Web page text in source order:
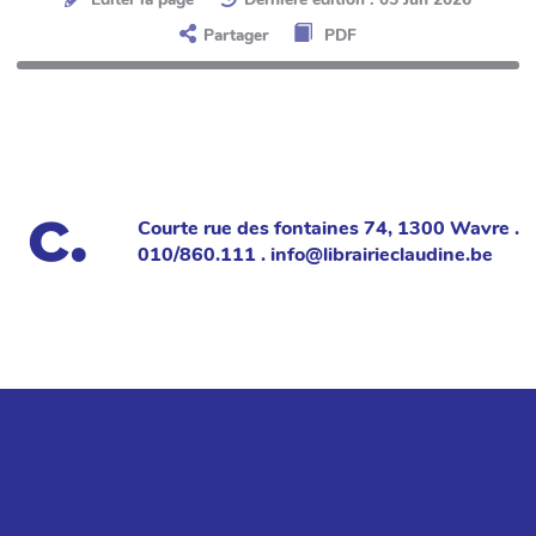
Partager
PDF
Courte rue des fontaines 74, 1300 Wavre .
010/860.111 . info@librairieclaudine.be